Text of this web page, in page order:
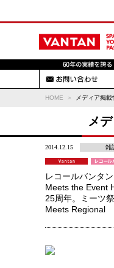
HOME メディア掲載
メ
2014.12.15 雑
レコールバンタン
Meets the Event
25周年。ミーツ祭
Meets Regional